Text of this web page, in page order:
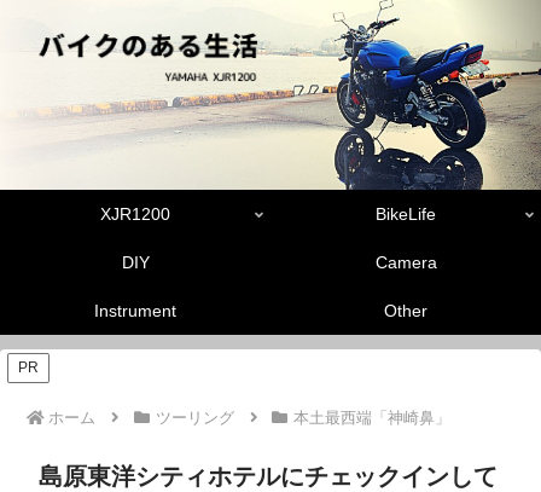
XJR1200 BikeLife
DIY Camera
Instrument Other
PR
ホーム ツーリング 本土最西端「神崎鼻」
島原東洋シティホテルにチェックインして